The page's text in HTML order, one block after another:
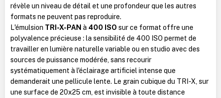
révèle un niveau de détail et une profondeur que les autres
formats ne peuvent pas reproduire.
L'émulsion TRI-X-PAN à 400 ISO sur ce format offre une
polyvalence précieuse : la sensibilité de 400 ISO permet de
travailler en lumière naturelle variable ou en studio avec des
sources de puissance modérée, sans recourir
systématiquement à l'éclairage artificiel intense que
demanderait une pellicule lente. Le grain cubique du TRI-X, sur
une surface de 20x25 cm, est invisible à toute distance